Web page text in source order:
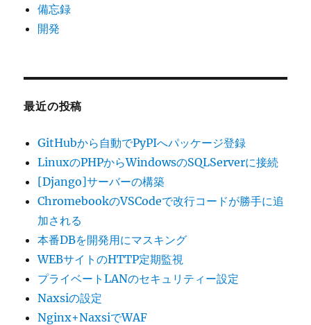
備忘録
開発
最近の投稿
GitHubから自動でPyPIへパッケージ登録
LinuxのPHPからWindowsのSQLServerに接続
[Django]サーバーの構築
ChromebookのVSCodeで改行コードが勝手に追
加される
本番DBを開発用にマスキング
WEBサイトのHTTP定期監視
プライベートLANのセキュリティー設定
Naxsiの設定
Nginx+NaxsiでWAF